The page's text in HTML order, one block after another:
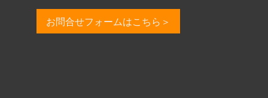
お問合せフォームはこちら＞